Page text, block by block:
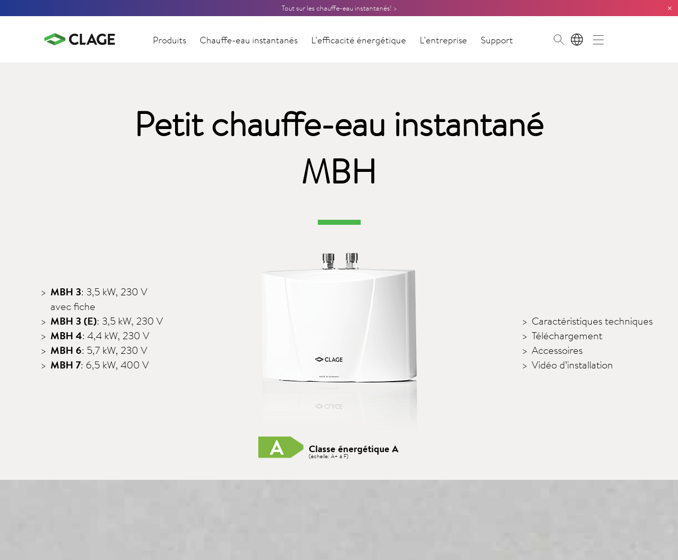
Tout sur les chauffe-eau instantanés! > ×
Produits Chauffe-eau instantanés L’efficacité énergétique L’entreprise Support FR
Petit chauffe-eau instantané
MBH
Classe énergétique A
(échelle: A+ à F)
MBH 3: 3,5 kW, 230 V
avec fiche
MBH 3 (E): 3,5 kW, 230 V
MBH 4: 4,4 kW, 230 V
MBH 6: 5,7 kW, 230 V
MBH 7: 6,5 kW, 400 V
Caractéristiques techniques
Téléchargement
Accessoires
Vidéo d’installation